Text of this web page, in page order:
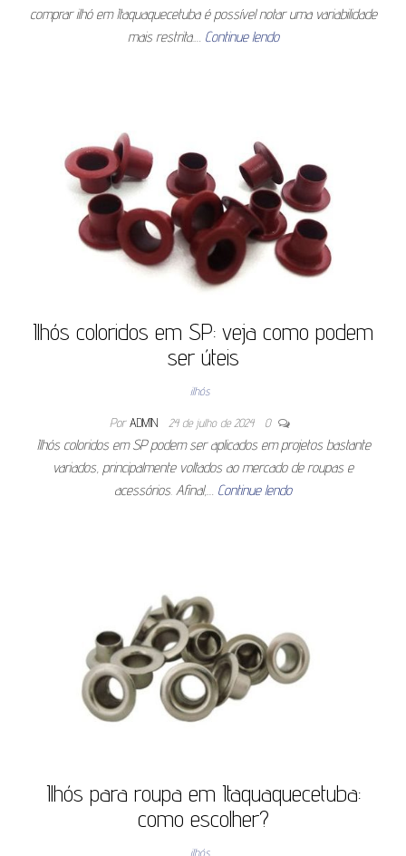
comprar ilhó em Itaquaquecetuba é possível notar uma variabilidade
mais restrita.… Continue lendo
Ilhós coloridos em SP: veja como podem
ser úteis
ilhós
Por ADMIN 24 de julho de 2024 0
Ilhós coloridos em SP podem ser aplicados em projetos bastante
variados, principalmente voltados ao mercado de roupas e
acessórios. Afinal,… Continue lendo
Ilhós para roupa em Itaquaquecetuba:
como escolher?
ilhós